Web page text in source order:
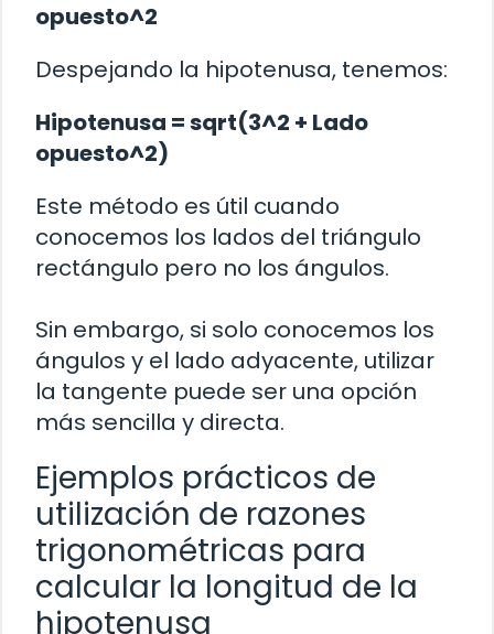
opuesto^2
Despejando la hipotenusa, tenemos:
Hipotenusa = sqrt(3^2 + Lado
opuesto^2)
Este método es útil cuando
conocemos los lados del triángulo
rectángulo pero no los ángulos.
Sin embargo, si solo conocemos los
ángulos y el lado adyacente, utilizar
la tangente puede ser una opción
más sencilla y directa.
Ejemplos prácticos de
utilización de razones
trigonométricas para
calcular la longitud de la
hipotenusa